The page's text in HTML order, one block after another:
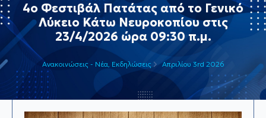
4ο Φεστιβάλ Πατάτας από το Γενικό
Λύκειο Κάτω Νευροκοπίου στις
23/4/2026 ώρα 09:30 π.μ.
Ανακοινώσεις - Νέα Εκδηλώσεις Απριλίου 3rd 2026